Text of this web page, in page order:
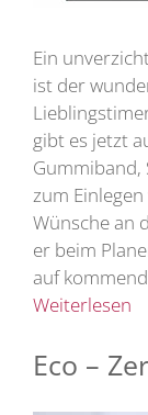
Ein
ist der
gibt es jetzt
Gummiband,
zum
Wünsche an
er beim
auf
Weiterlesen
Eco –